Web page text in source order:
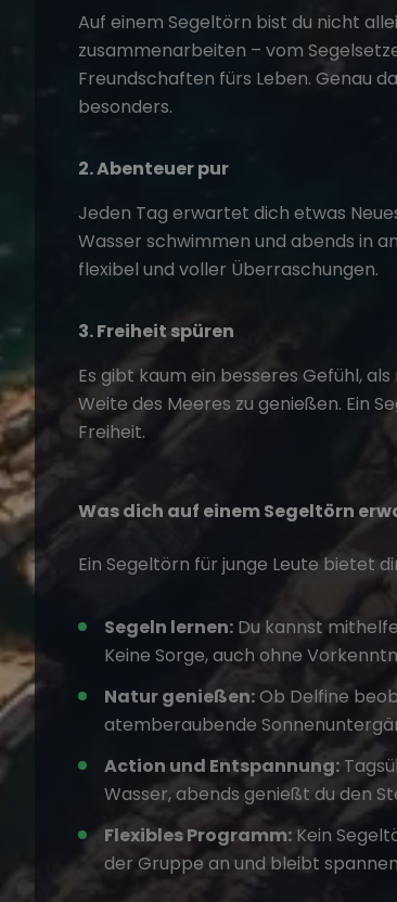
Auf einem Segeltörn bist du nicht
zusammenarbeiten – vom
Freundschaften fürs Leben. Genau
besonders.
2. Abenteuer pur
Jeden Tag erwartet dich etwas
Wasser schwimmen und abends in
flexibel und voller Überraschungen.
3. Freiheit spüren
Es gibt kaum ein besseres Gefühl,
Weite des Meeres zu genießen. Ein
Freiheit.
Was dich auf einem Segeltörn
Ein Segeltörn für junge Leutebietet
Segeln lernen: Du kannst
Keine Sorge, auch ohne
Natur genießen:Ob Delfine
atemberaubende
Action und Entspannung:
Wasser, abends genießt du den
Flexibles Programm: Kein
der Gruppe an und bleibt